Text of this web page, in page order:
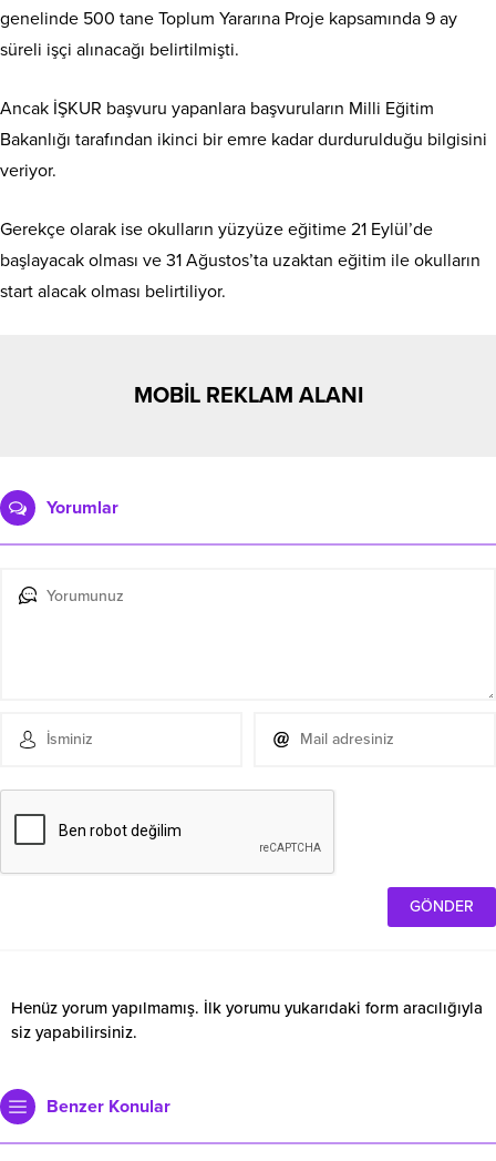
genelinde 500 tane Toplum Yararına Proje kapsamında 9 ay
süreli işçi alınacağı belirtilmişti.
Ancak İŞKUR başvuru yapanlara başvuruların Milli Eğitim
Bakanlığı tarafından ikinci bir emre kadar durdurulduğu bilgisini
veriyor.
Gerekçe olarak ise okulların yüzyüze eğitime 21 Eylül’de
başlayacak olması ve 31 Ağustos’ta uzaktan eğitim ile okulların
start alacak olması belirtiliyor.
MOBİL REKLAM ALANI
Yorumlar
Henüz yorum yapılmamış. İlk yorumu yukarıdaki form aracılığıyla
siz yapabilirsiniz.
Benzer Konular